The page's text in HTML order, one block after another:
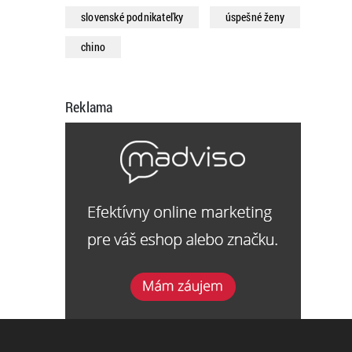
slovenské podnikateľky
úspešné ženy
chino
Reklama